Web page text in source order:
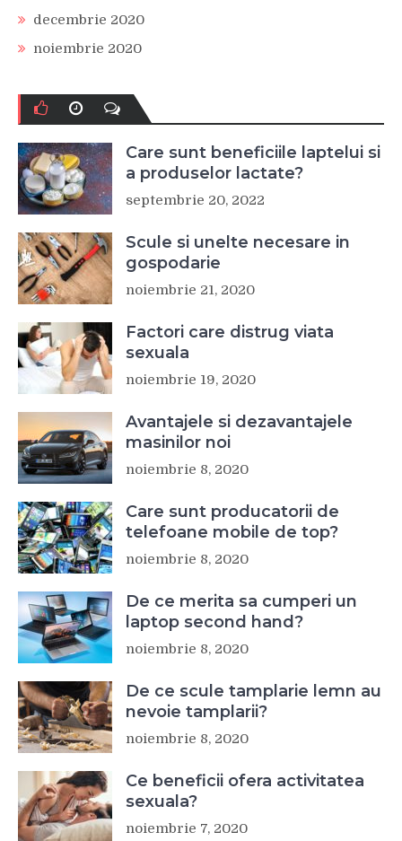
decembrie 2020
noiembrie 2020
Care sunt beneficiile laptelui si
a produselor lactate?
septembrie 20, 2022
Scule si unelte necesare in
gospodarie
noiembrie 21, 2020
Factori care distrug viata
sexuala
noiembrie 19, 2020
Avantajele si dezavantajele
masinilor noi
noiembrie 8, 2020
Care sunt producatorii de
telefoane mobile de top?
noiembrie 8, 2020
De ce merita sa cumperi un
laptop second hand?
noiembrie 8, 2020
De ce scule tamplarie lemn au
nevoie tamplarii?
noiembrie 8, 2020
Ce beneficii ofera activitatea
sexuala?
noiembrie 7, 2020